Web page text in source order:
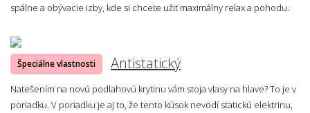
spálne a obývacie izby, kde si chcete užiť maximálny relax a pohodu.
Špeciálne vlastnosti Antistatický
Natešením na novú podlahovú krytinu vám stoja vlasy na hlave? To je v
poriadku. V poriadku je aj to, že tento kúsok nevodí statickú elektrinu,